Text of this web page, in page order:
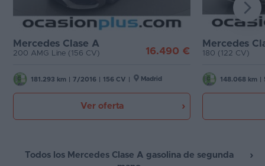
Mercedes Clase A
200 AMG Line (156 CV) 16.490 €
181.293 km 7/2016 156 CV Madrid
Ver oferta
Mercedes
180 (122 CV)
148.068 km
Todos los Mercedes Clase A gasolina de segunda